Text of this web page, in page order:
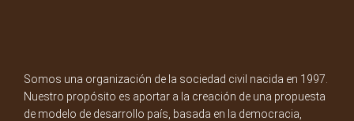
Somos una organización de la sociedad civil nacida en 1997.
Nuestro propósito es aportar a la creación de una propuesta
de modelo de desarrollo país, basada en la democracia,